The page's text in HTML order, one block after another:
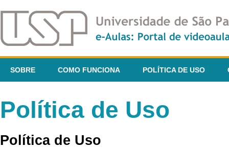
SOBRE COMO FUNCIONA POLÍTICA DE USO
Política de Uso
Política de Uso